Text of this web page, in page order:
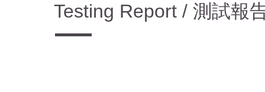
Testing Report / 測試報